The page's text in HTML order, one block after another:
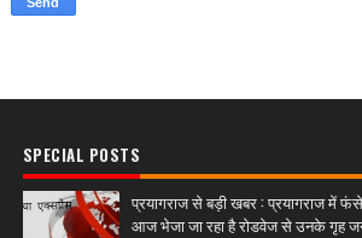
SPECIAL POSTS
प्रयागराज से बड़ी खबर : प्रयागराज में फंसे
आज भेजा जा रहा है रोडवेज से उनके गृह